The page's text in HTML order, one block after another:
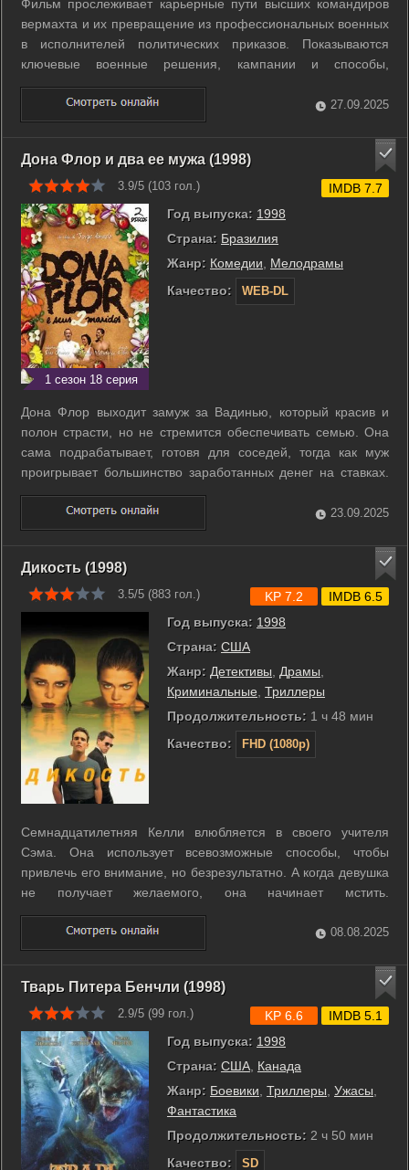
Фильм прослеживает карьерные пути высших командиров
вермахта и их превращение из профессиональных военных
в исполнителей политических приказов. Показываются
ключевые военные решения, кампании и способы,
которыми генералы адаптировали тактику под нацистскую
политику. Особое внимание уделено вопросам личной
ответственности и влияния военного ...
27.09.2025
Дона Флор и два ее мужа (1998)
3.9/5 (103 гол.)
1 сезон 18 серия
Год выпуска: 1998
Страна: Бразилия
Жанр: Комедии
Мелодрамы
Качество:
WEB-DL
IMDB 7.7
Дона Флор выходит замуж за Вадинью, который красив и
полон страсти, но не стремится обеспечивать семью. Она
сама подрабатывает, готовя для соседей, тогда как муж
проигрывает большинство заработанных денег на ставках.
Вадинью внезапно умирает, и жизнь Доны Флор резко
меняется. ...
23.09.2025
Дикость (1998)
3.5/5 (883 гол.)
Год выпуска: 1998
Страна: США
Жанр: Детективы Драмы
Криминальные Триллеры
Продолжительность: 1 ч 48 мин
Качество:
FHD (1080p)
KP 7.2 IMDB 6.5
Семнадцатилетняя Келли влюбляется в своего учителя
Сэма. Она использует всевозможные способы, чтобы
привлечь его внимание, но безрезультатно. А когда девушка
не получает желаемого, она начинает мстить.
Несостоявшаяся любовница обвиняет Сэма в
изнасиловании. Улик явно недостаточно, пока на помощь
Келли не приходит ее подруга, которая готова давать ...
08.08.2025
Тварь Питера Бенчли (1998)
2.9/5 (99 гол.)
Год выпуска: 1998
Страна: США, Канада
Жанр: Боевики, Триллеры, Ужасы,
Фантастика
Продолжительность: 2 ч 50 мин
Качество:
SD
KP 6.6 IMDB 5.1